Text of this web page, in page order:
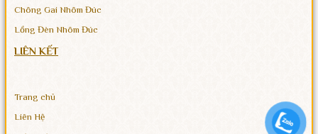
Chông Gai Nhôm Đúc
Lồng Đèn Nhôm Đúc
LIÊN KẾT
Trang chủ
Liên Hệ